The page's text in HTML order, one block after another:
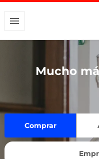
Mucho
Comprar